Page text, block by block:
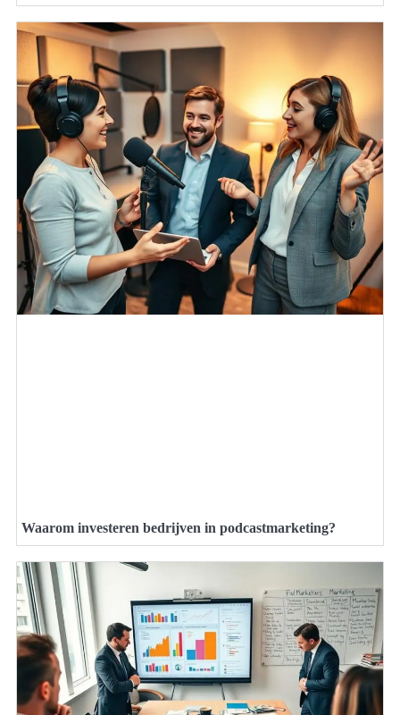
Waarom investeren bedrijven in podcastmarketing?